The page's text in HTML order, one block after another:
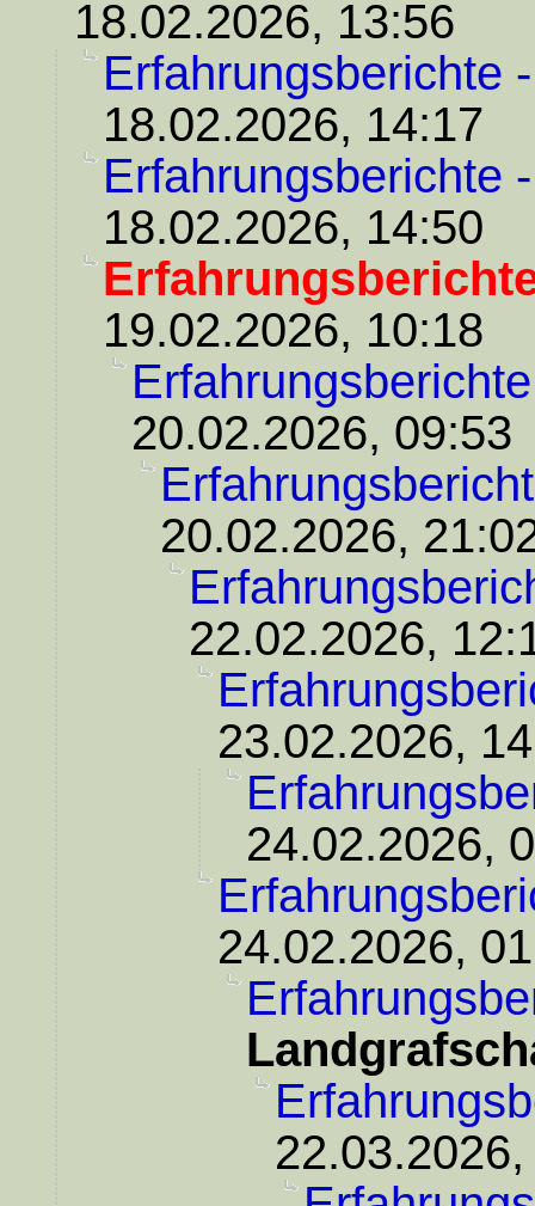
18.02.2026, 13:56
Erfahrungsberichte
18.02.2026, 14:17
Erfahrungsberichte
18.02.2026, 14:50
19.02.2026, 10:18
20.02.2026, 09:53
20.02.2026,
22.02.2026,
23.02.2026,
24.02.2026,
24.02.2026,